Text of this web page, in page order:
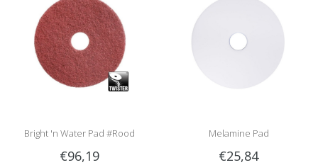
Bright 'n Water Pad #Rood
€96,19
Melamine Pad
€25,84